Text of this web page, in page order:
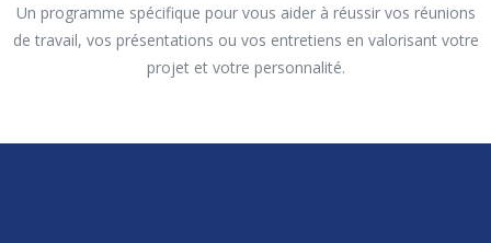
Un programme spécifique pour vous aider à réussir vos réunions
de travail, vos présentations ou vos entretiens en valorisant votre
projet et votre personnalité.